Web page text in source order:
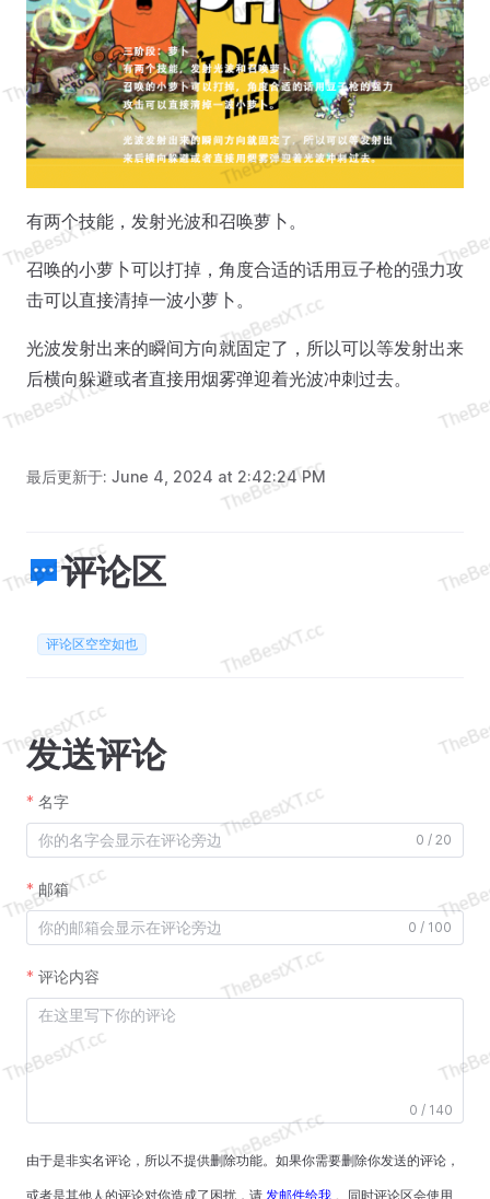
有两个技能，发射光波和召唤萝卜。
召唤的小萝卜可以打掉，角度合适的话用豆子枪的强力攻
击可以直接清掉一波小萝卜。
光波发射出来的瞬间方向就固定了，所以可以等发射出来
后横向躲避或者直接用烟雾弹迎着光波冲刺过去。
最后更新于: June 4, 2024 at 2:42:24 PM
评论区
评论区空空如也
发送评论
名字
0 / 20
邮箱
0 / 100
评论内容
0 / 140
由于是非实名评论，所以不提供删除功能。如果你需要删除你发送的评论，
或者是其他人的评论对你造成了困扰，请 发邮件给我 。同时评论区会使用